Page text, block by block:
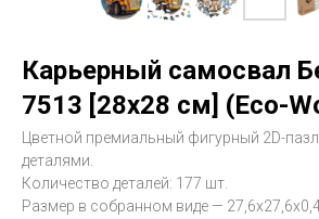
Карьерный самосвал
7513 [28x28 см] (Eco-
Цветной премиальный фигурный 2D-
деталями.
Количество деталей: 177 шт.
Размер в собранном виде —